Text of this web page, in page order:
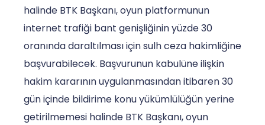
halinde BTK Başkanı, oyun platformunun
internet trafiği bant genişliğinin yüzde 30
oranında daraltılması için sulh ceza hakimliğine
başvurabilecek. Başvurunun kabulüne ilişkin
hakim kararının uygulanmasından itibaren 30
gün içinde bildirime konu yükümlülüğün yerine
getirilmemesi halinde BTK Başkanı, oyun